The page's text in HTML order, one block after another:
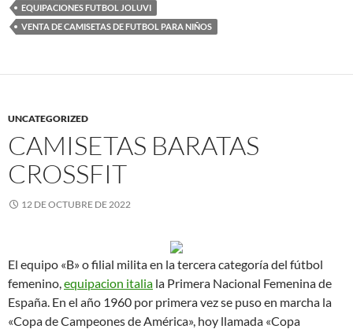
EQUIPACIONES FUTBOL JOLUVI
VENTA DE CAMISETAS DE FUTBOL PARA NIÑOS
UNCATEGORIZED
CAMISETAS BARATAS
CROSSFIT
12 DE OCTUBRE DE 2022
El equipo «B» o filial milita en la tercera categoría del fútbol
femenino,equipacion italia la Primera Nacional Femenina de
España. En el año 1960 por primera vez se puso en marcha la
«Copa de Campeones de América», hoy llamada «Copa